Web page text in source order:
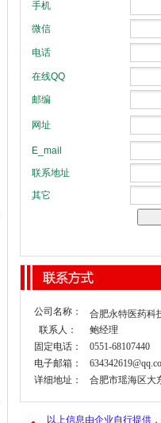
公司名称：
合肥永特医药科
联系人：
鲍经理
固定电话：
0551-68107440
电子邮箱：
详细地址：
合肥市瑶海区大
以上信息由企业自行提供